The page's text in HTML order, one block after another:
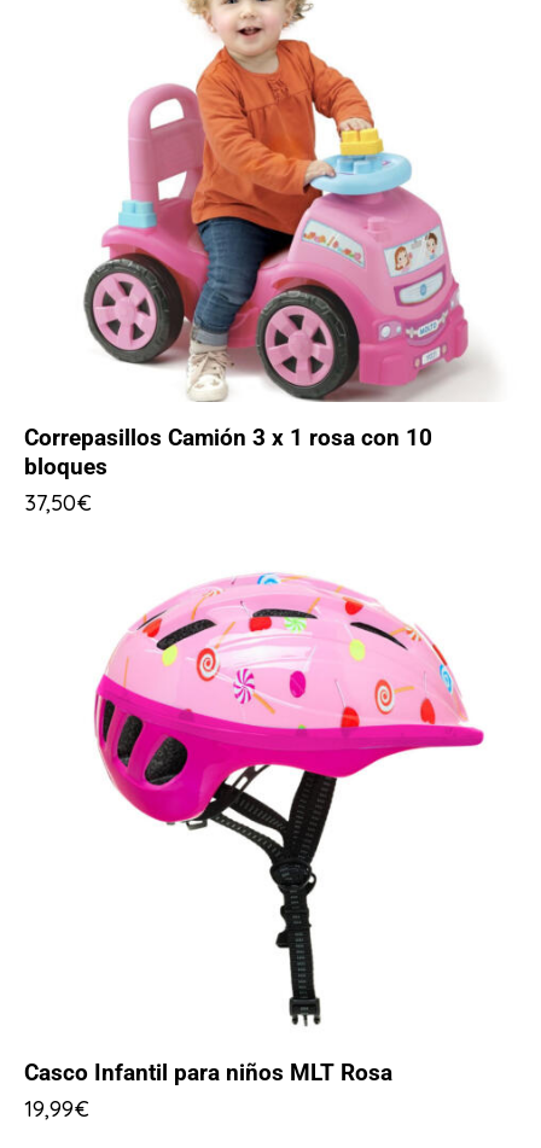
Correpasillos Camión 3 x 1 rosa con 10
bloques
37,50€
Casco Infantil para niños MLT Rosa
19,99€